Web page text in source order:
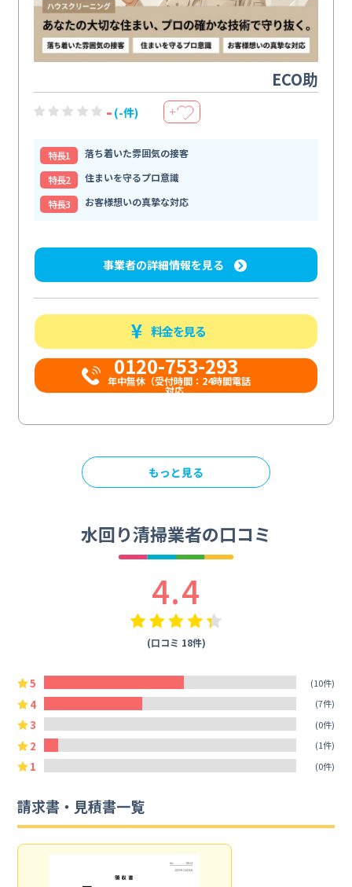
ECO助
- (-件) ＋
特⻑1
落ち着いた雰囲気の接客
特⻑2
住まいを守るプロ意識
特⻑3
お客様想いの真摯な対応
事業者の詳細情報を見る
料金を見る
0120-753-293
年中無休（受付時間：24時間電話
対応...
もっと見る
水回り清掃業者の口コミ
4.4
(口コミ 18件)
5 (10件)
4 (7件)
3 (0件)
2 (1件)
1 (0件)
請求書・見積書一覧